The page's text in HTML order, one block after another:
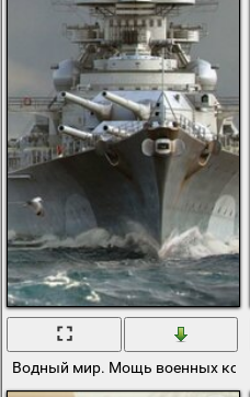
Водный мир. Мощь военных